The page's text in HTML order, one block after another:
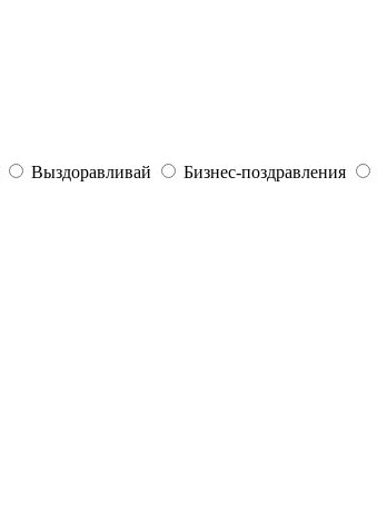
Выздоравливай Бизнес-поздравления